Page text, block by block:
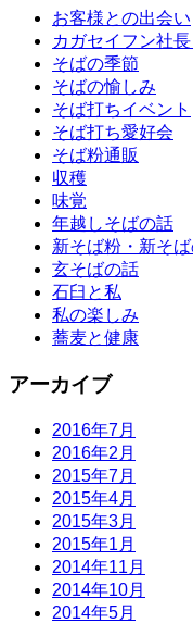
お客様との出会い
カガセイフン社
そばの季節
そばの愉しみ
そば打ちイベント
そば打ち愛好会
そば粉通販
収穫
味覚
年越しそばの話
新そば粉・新そ
玄そばの話
石臼と私
私の楽しみ
蕎麦と健康
アーカイブ
2016年7月
2016年2月
2015年7月
2015年4月
2015年3月
2015年1月
2014年11月
2014年10月
2014年5月